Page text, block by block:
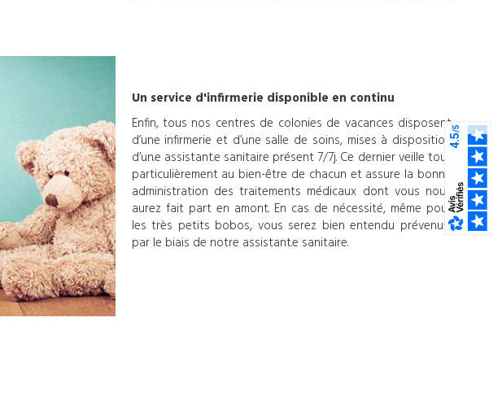
Un service d'infirmerie disponible en continu
Enfin, tous nos centres de colonies de vacances disposent
d’une infirmerie et d’une salle de soins, mises à disposition
d’un.e assistant.e sanitaire présent 7/7j. Ce dernier veille tout
particulièrement au bien-être de chacun et assure la bonne
administration des traitements médicaux dont vous nous
aurez fait part en amont. En cas de nécessité, même pour
les très petits bobos, vous serez bien entendu prévenus,
par le biais de notre assistant.e sanitaire.